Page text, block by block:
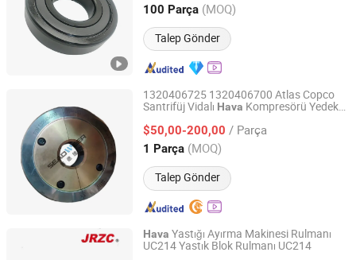
100 Parça (MOQ)
Talep Gönder
Shandong, China Fiyat 2021
1320406725 1320406700 Atlas Copco
Santrifüj Vidalı Hava Kompresörü Yedek
$50,00-200,00 / Parça
1 Parça (MOQ)
Talep Gönder
Chengdu Seadweer Air Compressor Co., Ltd.
Sichuan, China Fiyat 2018
Hava Yastığı Ayırma Makinesi Rulmanı
UC214 Yastık Blok Rulmanı UC214
Changzhou Nanyi Bearing Co., Ltd.